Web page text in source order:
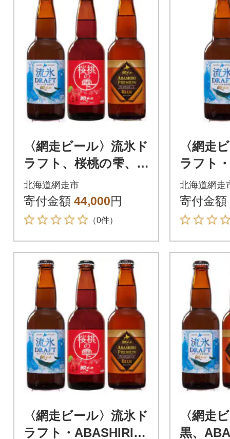
〈網走ビール〉流氷ド
ラフト、桜桃の雫、A
BASHIRIプレミア
ム 3種24本セット
【クラフトビール】
北海道網走市
寄付金額 44,000円
（0件）
〈網走
ラフト
6本セッ
ビール】
北海道網走
寄付金額
〈網走ビール〉流氷ド
ラフト・ABASHIRIプ
〈網走
黒、